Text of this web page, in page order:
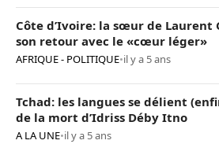
Côte d’Ivoire: la sœur de Laurent
son retour avec le «cœur léger»
AFRIQUE - POLITIQUE•il y a 5 ans
Tchad: les langues se délient
de la mort d’Idriss Déby Itno
A LA UNE•il y a 5 ans